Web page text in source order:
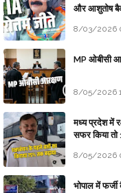
और आशुतोष
8/03/2026
MP ओबीसी
8/05/2026
मध्य प्रदेश में
सफर किया तो
8/05/2026
भोपाल में